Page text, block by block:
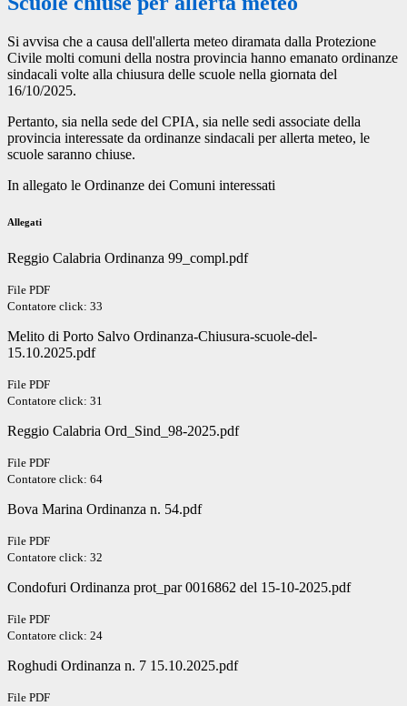
Si avvisa che a causa dell'allerta meteo diramata dalla Protezione
Civile molti comuni della nostra provincia hanno emanato ordinanze
sindacali volte alla chiusura delle scuole nella giornata del
16/10/2025.
Pertanto, sia nella sede del CPIA, sia nelle sedi associate della
provincia interessate da ordinanze sindacali per allerta meteo, le
scuole saranno chiuse.
In allegato le Ordinanze dei Comuni interessati
Allegati
Reggio Calabria Ordinanza 99_compl.pdf
File PDF
Contatore click: 33
Melito di Porto Salvo Ordinanza-Chiusura-scuole-del-
15.10.2025.pdf
File PDF
Contatore click: 31
Reggio Calabria Ord_Sind_98-2025.pdf
File PDF
Contatore click: 64
Bova Marina Ordinanza n. 54.pdf
File PDF
Contatore click: 32
Condofuri Ordinanza prot_par 0016862 del 15-10-2025.pdf
File PDF
Contatore click: 24
Roghudi Ordinanza n. 7 15.10.2025.pdf
File PDF